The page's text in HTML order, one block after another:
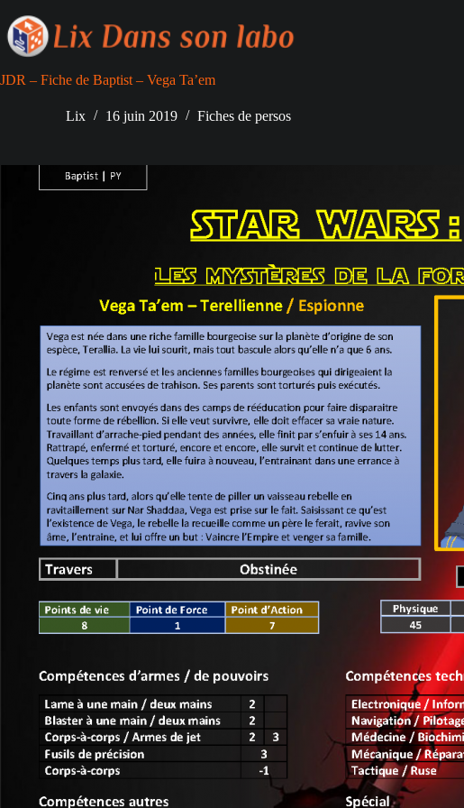
au
contenu
JDR – Fiche de Baptist – Vega Ta’em
Lix 16 juin 2019 Fiches de persos